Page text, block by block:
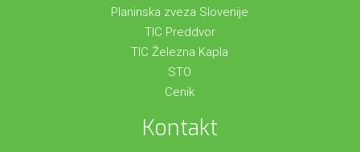
Planinska zveza Slovenije
TIC Preddvor
TIC Železna Kapla
STO
Cenik
Kontakt